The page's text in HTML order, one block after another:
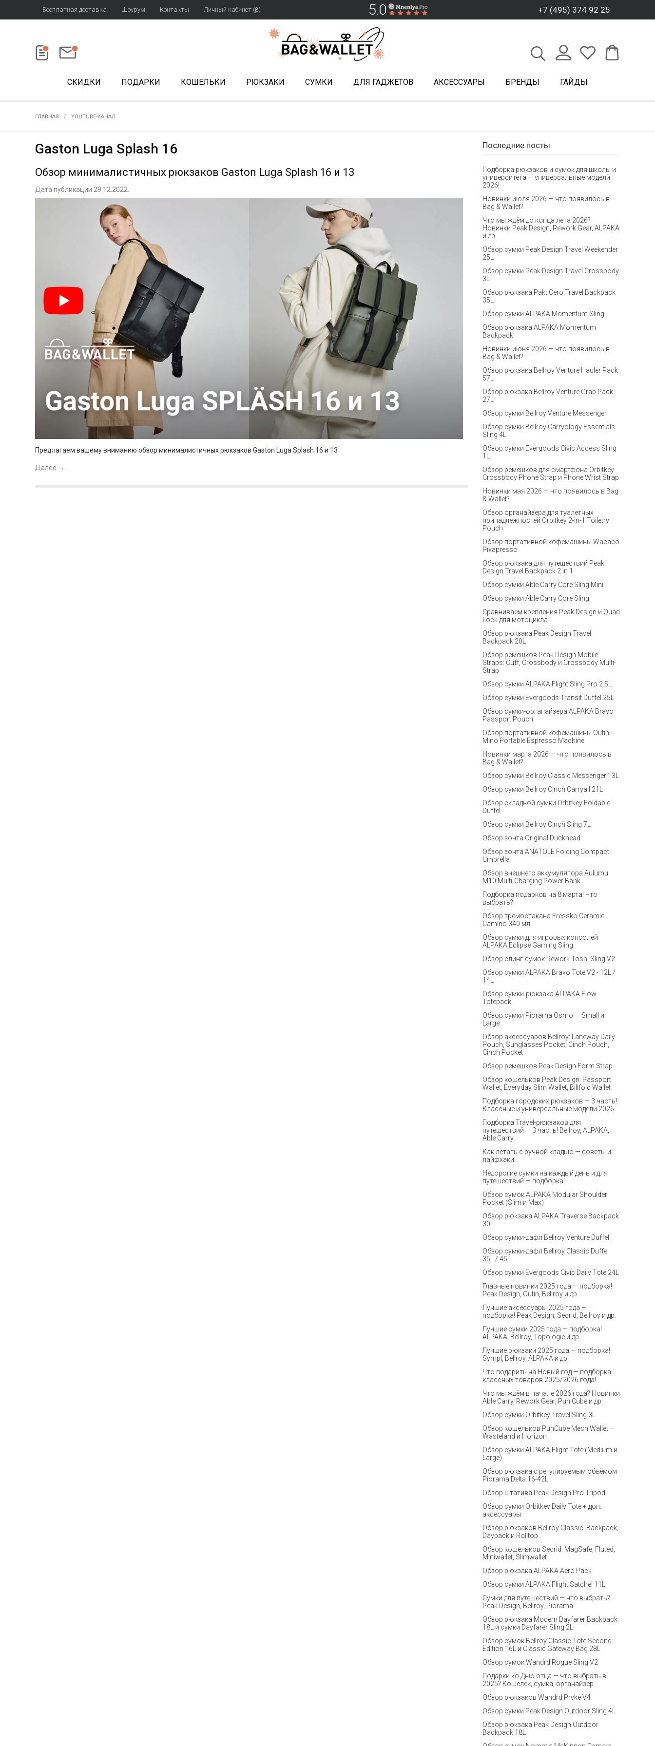
Бесплатная доставка Шоурум Контакты Личный кабинет (β) 5.0 +7 (495) 374 92 25
СКИДКИ ПОДАРКИ КОШЕЛЬКИ РЮКЗАКИ СУМКИ ДЛЯ ГАДЖЕТОВ АКСЕССУАРЫ БРЕНДЫ ГАЙДЫ
ГЛАВНАЯ YOUTUBE-КАНАЛ
Gaston Luga Splash 16
Обзор минималистичных рюкзаков Gaston Luga Splash 16 и 13
Дата публикации 29.12.2022.
Предлагаем вашему вниманию обзор минималистичных рюкзаков Gaston Luga Splash 16 и 13
Далее →
Последние посты
Подборка рюкзаков и сумок для школы и
университета — универсальные модели
2026!
Новинки июля 2026 — что появилось в
Bag & Wallet?
Что мы ждём до конца лета 2026?
Новинки Peak Design, Rework Gear, ALPAKA
и др.
Обзор сумки Peak Design Travel Weekender
25L
Обзор сумки Peak Design Travel Crossbody
3L
Обзор рюкзака Pakt Cero Travel Backpack
35L
Обзор сумки ALPAKA Momentum Sling
Обзор рюкзака ALPAKA Momentum
Backpack
Новинки июня 2026 — что появилось в
Bag & Wallet?
Обзор рюкзака Bellroy Venture Hauler Pack
57L
Обзор рюкзака Bellroy Venture Grab Pack
27L
Обзор сумки Bellroy Venture Messenger
Обзор сумки Bellroy Carryology Essentials
Sling 4L
Обзор сумки Evergoods Civic Access Sling
1L
Обзор ремешков для смартфона Orbitkey
Crossbody Phone Strap и Phone Wrist Strap
Новинки мая 2026 — что появилось в Bag
& Wallet?
Обзор органайзера для туалетных
принадлежностей Orbitkey 2-in-1 Toiletry
Pouch
Обзор портативной кофемашины Wacaco
Pixapresso
Обзор рюкзака для путешествий Peak
Design Travel Backpack 2 in 1
Обзор сумки Able Carry Core Sling Mini
Обзор сумки Able Carry Core Sling
Сравниваем крепления Peak Design и Quad
Lock для мотоцикла
Обзор рюкзака Peak Design Travel
Backpack 20L
Обзор ремешков Peak Design Mobile
Straps: Cuff, Crossbody и Crossbody Multi-
Strap
Обзор сумки ALPAKA Flight Sling Pro 2.5L
Обзор сумки Evergoods Transit Duffel 25L
Обзор сумки-органайзера ALPAKA Bravo
Passport Pouch
Обзор портативной кофемашины Outin
Mino Portable Espresso Machine
Новинки марта 2026 — что появилось в
Bag & Wallet?
Обзор сумки Bellroy Classic Messenger 13L
Обзор сумки Bellroy Cinch Carryall 21L
Обзор складной сумки Orbitkey Foldable
Duffel
Обзор сумки Bellroy Cinch Sling 7L
Обзор зонта Original Duckhead
Обзор зонта ANATOLE Folding Compact
Umbrella
Обзор внешнего аккумулятора Aulumu
M10 Multi-Charging Power Bank
Подборка подарков на 8 марта! Что
выбрать?
Обзор тремостакана Fressko Ceramic
Camino 340 мл
Обзор сумки для игровых консолей
ALPAKA Eclipse Gaming Sling
Обзор слинг-сумок Rework Toshi Sling V2
Обзор сумки ALPAKA Bravo Tote V2 - 12L /
14L
Обзор сумки-рюкзака ALPAKA Flow
Totepack
Обзор сумки Piorama Osmo — Small и
Large
Обзор аксессуаров Bellroy: Laneway Daily
Pouch, Sunglasses Pocket, Cinch Pouch,
Cinch Pocket
Обзор ремешков Peak Design Form Strap
Обзор кошельков Peak Design: Passport
Wallet, Everyday Slim Wallet, Billfold Wallet
Подборка городских рюкзаков — 3 часть!
Классные и универсальные модели 2026
Подборка Travel-рюкзаков для
путешествий — 3 часть! Bellroy, ALPAKA,
Able Carry
Как летать с ручной кладью — советы и
лайфхаки!
Недорогие сумки на каждый день и для
путешествий — подборка!
Обзор сумок ALPAKA Modular Shoulder
Pocket (Slim и Max)
Обзор рюкзака ALPAKA Traverse Backpack
30L
Обзор сумки-дафл Bellroy Venture Duffel
Обзор сумки-дафл Bellroy Classic Duffel
35L / 45L
Обзор сумки Evergoods Civic Daily Tote 24L
Главные новинки 2025 года — подборка!
Peak Design, Outin, Bellroy и др.
Лучшие аксессуары 2025 года —
подборка! Peak Design, Secrid, Bellroy и др.
Лучшие сумки 2025 года — подборка!
ALPAKA, Bellroy, Topologie и др.
Лучшие рюкзаки 2025 года — подборка!
Sympl, Bellroy, ALPAKA и др.
Что подарить на Новый год — подборка
классных товаров 2025/2026 года!
Что мы ждём в начале 2026 года? Новинки
Able Carry, Rework Gear, Pun Cube и др.
Обзор сумки Orbitkey Travel Sling 3L
Обзор кошельков PunCube Mech Wallet —
Wasteland и Horizon
Обзор сумки ALPAKA Flight Tote (Medium и
Large)
Обзор рюкзака с регулируемым объёмом
Piorama Delta 16-42L
Обзор штатива Peak Design Pro Tripod
Обзор сумки Orbitkey Daily Tote + доп.
аксессуары
Обзор рюкзаков Bellroy Classic: Backpack,
Daypack и Rolltop
Обзор кошельков Secrid: MagSafe, Fluted,
Miniwallet, Slimwallet
Обзор рюкзака ALPAKA Aero Pack
Обзор сумки ALPAKA Flight Satchel 11L
Сумки для путешествий — что выбрать?
Peak Design, Bellroy, Piorama
Обзор рюкзака Modern Dayfarer Backpack
18L и сумки Dayfarer Sling 2L
Обзор сумок Bellroy Classic Tote Second
Edition 16L и Classic Gateway Bag 28L
Обзор сумок Wandrd Rogue Sling V2
Подарки ко Дню отца — что выбрать в
2025? Кошелек, сумка, органайзер
Обзор рюкзаков Wandrd Prvke V4
Обзор сумки Peak Design Outdoor Sling 4L
Обзор рюкзака Peak Design Outdoor
Backpack 18L